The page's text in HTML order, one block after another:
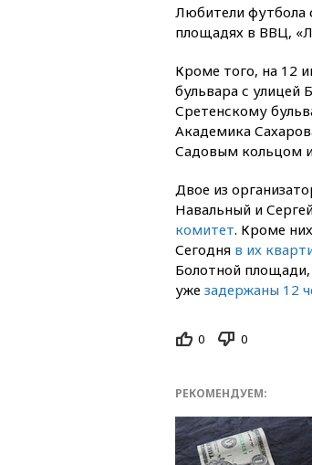
Любители футбола
площадях в ВВЦ,
Кроме того, на 12
бульвара с
Сретенскому
Академика
Садовым кольцом
Двое из
Навальный и
комитет. Кроме
Сегодня в их
Болотной
уже задержаны 12
0 0
РЕКОМЕНДУЕМ: